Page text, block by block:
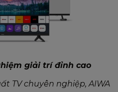
giải trí đỉnh cao
TV chuyên nghiệp, AIWA